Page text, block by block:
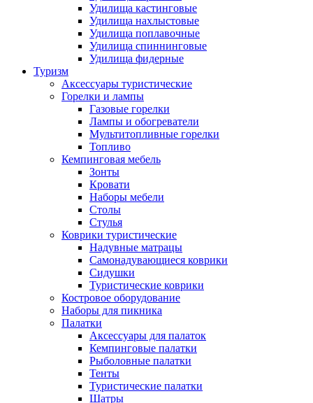
Удилища кастинговые
Удилища нахлыстовые
Удилища поплавочные
Удилища спиннинговые
Удилища фидерные
Туризм
Аксессуары туристические
Горелки и лампы
Газовые горелки
Лампы и обогреватели
Мультитопливные горелки
Топливо
Кемпинговая мебель
Зонты
Кровати
Наборы мебели
Столы
Стулья
Коврики туристические
Надувные матрацы
Самонадувающиеся коврики
Сидушки
Туристические коврики
Костровое оборудование
Наборы для пикника
Палатки
Аксессуары для палаток
Кемпинговые палатки
Рыболовные палатки
Тенты
Туристические палатки
Шатры